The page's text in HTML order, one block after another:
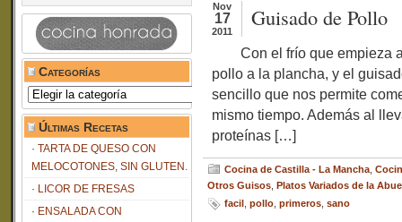
Categorías
Categorías
Últimas Recetas
TARTA DE QUESO CON
MELOCOTONES, SIN GLUTEN.
LICOR DE FRESAS
ENSALADA CON
Nov
17
2011
Guisado de Pollo
Con el frío que empieza a
pollo a la plancha, y el
sencillo que nos permite
mismo tiempo. Además al
proteínas […]
Cocina de Castilla - La Mancha
Otros Guisos Platos Variados de la
facil pollo primeros sano